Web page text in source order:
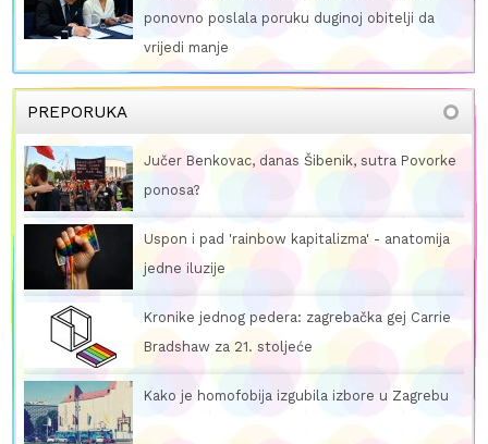
ponovno poslala poruku duginoj obitelji da
vrijedi manje
PREPORUKA
Jučer Benkovac, danas Šibenik, sutra Povorke
ponosa?
Uspon i pad 'rainbow kapitalizma' - anatomija
jedne iluzije
Kronike jednog pedera: zagrebačka gej Carrie
Bradshaw za 21. stoljeće
Kako je homofobija izgubila izbore u Zagrebu